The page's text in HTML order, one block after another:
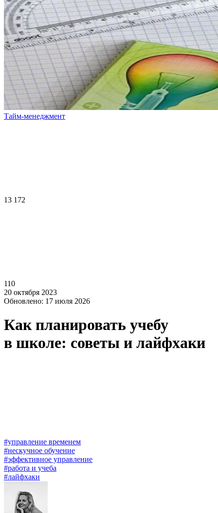
Тайм-менеджмент
13 172
110
20 октября 2023
Обновлено: 17 июля 2026
Как планировать учебу
в школе: советы и лайфхаки
#управление временем
#нескучное обучение
#эффективное управление
#работа и учеба
#лайфхаки